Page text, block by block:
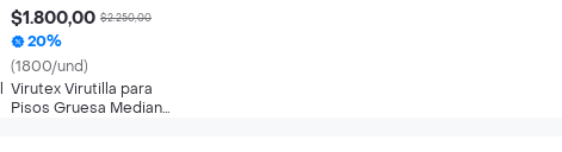
$1.800,00 $2.250,00
20%
(1800/und)
Virutex Virutilla para
Pisos Gruesa Mediana